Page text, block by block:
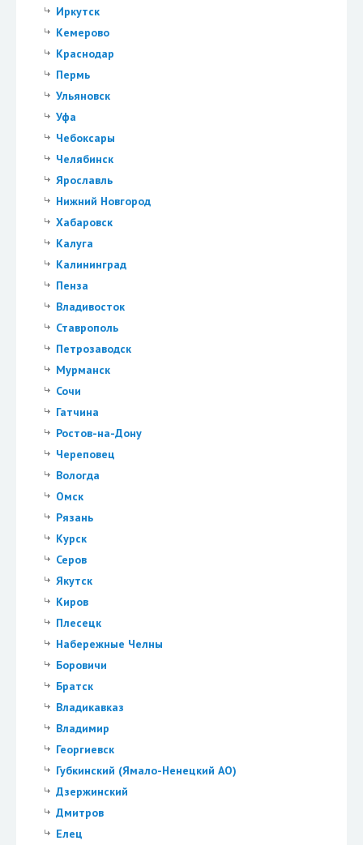
Иркутск
Кемерово
Краснодар
Пермь
Ульяновск
Уфа
Чебоксары
Челябинск
Ярославль
Нижний Новгород
Хабаровск
Калуга
Калининград
Пенза
Владивосток
Ставрополь
Петрозаводск
Мурманск
Сочи
Гатчина
Ростов-на-Дону
Череповец
Вологда
Омск
Рязань
Курск
Серов
Якутск
Киров
Плесецк
Набережные Челны
Боровичи
Братск
Владикавказ
Владимир
Георгиевск
Губкинский (Ямало-Ненецкий АО)
Дзержинский
Дмитров
Елец